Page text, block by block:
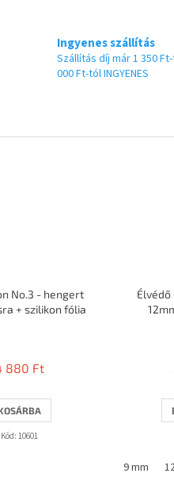
Ingyenes szállítás
Szállítás díj már 1 350
000 Ft-tól INGYENES
No.3 - hengert
+ szilikon fólia
880 Ft
Kód: 10601
Élvédő
9 mm